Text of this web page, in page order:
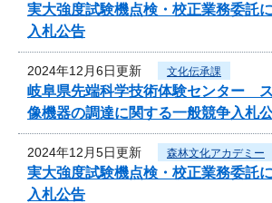
実大強度試験機点検・校正業務委託
入札公告
2024年12月6日更新 文化伝承課
岐阜県先端科学技術体験センター
像機器の調達に関する一般競争入札
2024年12月5日更新 森林文化アカデミー
実大強度試験機点検・校正業務委託
入札公告